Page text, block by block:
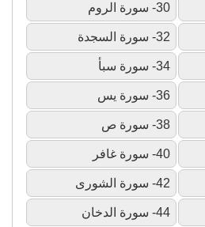
30- سورة الروم
32- سورة السجدة
34- سورة سبأ
36- سورة يس
38- سورة ص
40- سورة غافر
42- سورة الشورى
44- سورة الدخان